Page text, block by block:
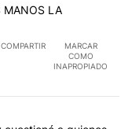
MANOS LA
COMPARTIR
MARCAR
COMO
INAPROPIADO
comentarios en los